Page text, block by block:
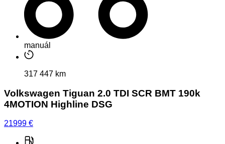
manuál
317 447 km
Volkswagen Tiguan 2.0 TDI SCR BMT 190k
4MOTION Highline DSG
21999 €